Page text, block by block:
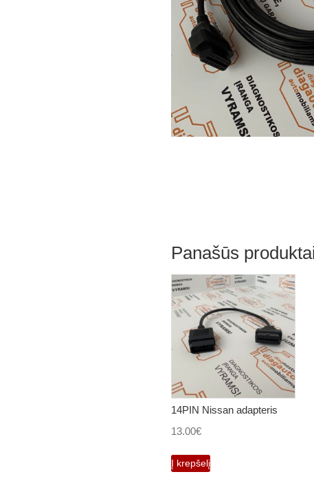
Panašūs produktai
14PIN Nissan adapteris
13.00€
Į krepšelį